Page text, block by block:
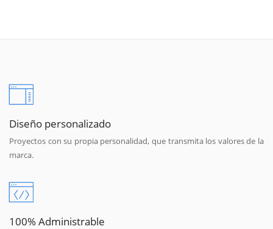
Diseño personalizado
Proyectos con su propia personalidad, que transmita los valores de la
marca.
100% Administrable